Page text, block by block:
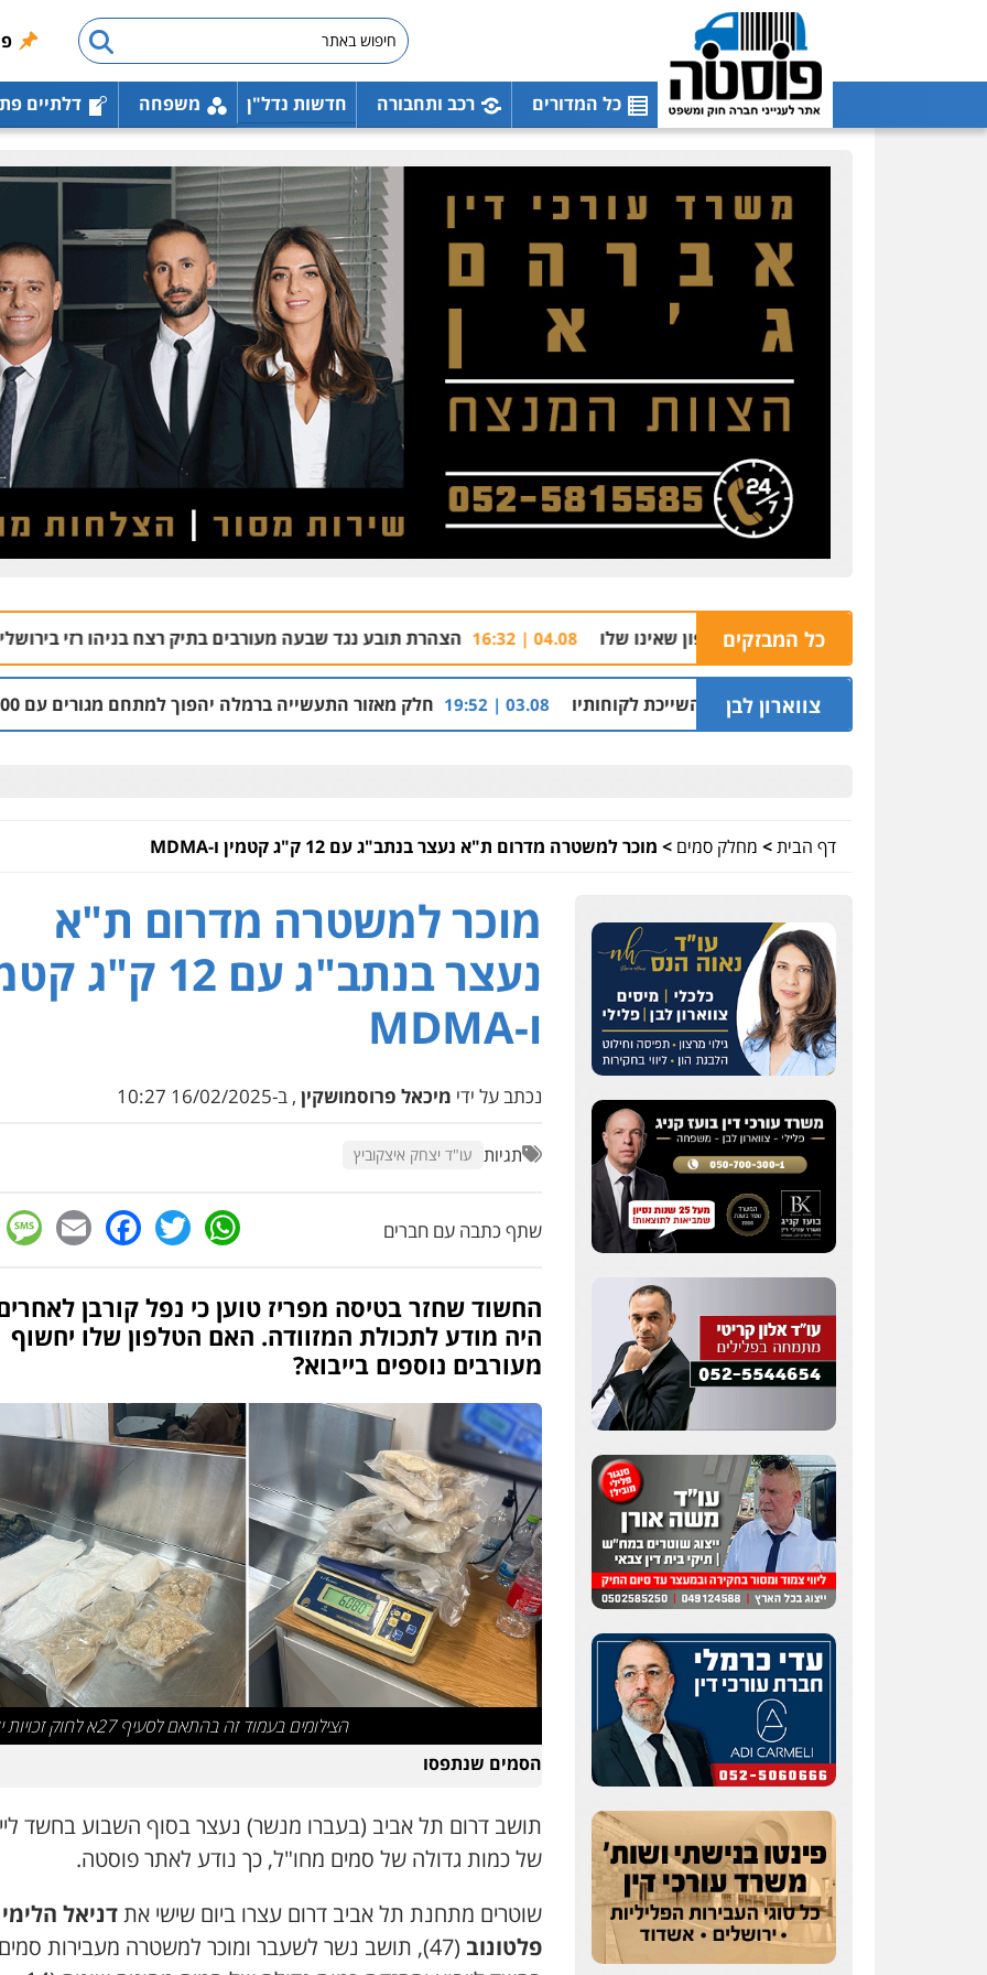
כל המדורים רכב ותחבורה חדשות נדל"ן משפחה דלתיים
כל המבזקים 04.08 | 16:32 הצהרת תובע נגד שבעה מעורבים בתיק רצח בניהו רזי בירושלים 04.08 | 13:37
צווארון לבן
שקל על דירה השייכת לקוחותיו 03.08 | 19:52 חלק מאזור התעשייה ברמלה יהפוך למתחם מגורים עם 1,700 יחידות דיור
דף הבית> מחלק סמים > מוכר למשטרה מדרום ת"א נעצר בנתב"ג עם 12 ק"ג קטמין ו-MDMA
עו"ד אלון קריטי
פלילי כלכלי אלימות
סמים מעצרים
0525544654
שני אלגרבלי – משרד
עורכי דין
פלילי עורכי דין לענייני
אסירים תעבורה
0507120031
עו"ד רונן בנדל
משפט פלילי פשיעה
חמורה פלילי
0524282442
מוכר למשטרה מדרום ת"א
נעצר בנתב"ג עם 12
ו-MDMA
נכתב על ידי מיכאל פרוסמושקין , ב-16/02/2025 10:27
תגיות עו"ד יצחק איצקוביץ
שתף כתבה עם חברים WhatsApp
Twitter
החשוד שחזר בטיסה מפריז טוען כי נפל קורבן
היה מודע לתכולת המזוודה. האם הטלפון שלו יחשוף
מעורבים נוספים בייבוא?
הצילומים בעמוד זה בהתאם לסעיף 27א לחוק זכויות יוצרים
הסמים שנתפסו
תושב דרום תל אביב (בעברו מנשר) נעצר בסוף השבוע בחשד
של כמות גדולה של סמים מחו"ל, כך נודע לאתר פוסטה.
שוטרים מתחנת תל אביב דרום עצרו ביום שישי אתדניאל הלימי
פלטונוב
(47), תושב נשר לשעבר ומוכר למשטרה מעבירות